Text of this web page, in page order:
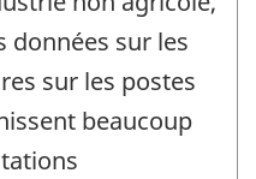
données sur les
sur les postes
beaucoup